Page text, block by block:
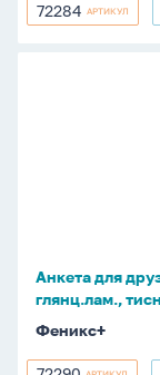
72284
72284 АРТИКУЛ
коробочке"
глянц.лам.,
тисн.фольгой
Анкета для
глянц.лам.,
Феникс+